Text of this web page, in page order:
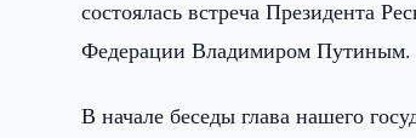
состоялась встреча Президента
Федерации Владимиром Путиным.
В начале беседы глава нашего